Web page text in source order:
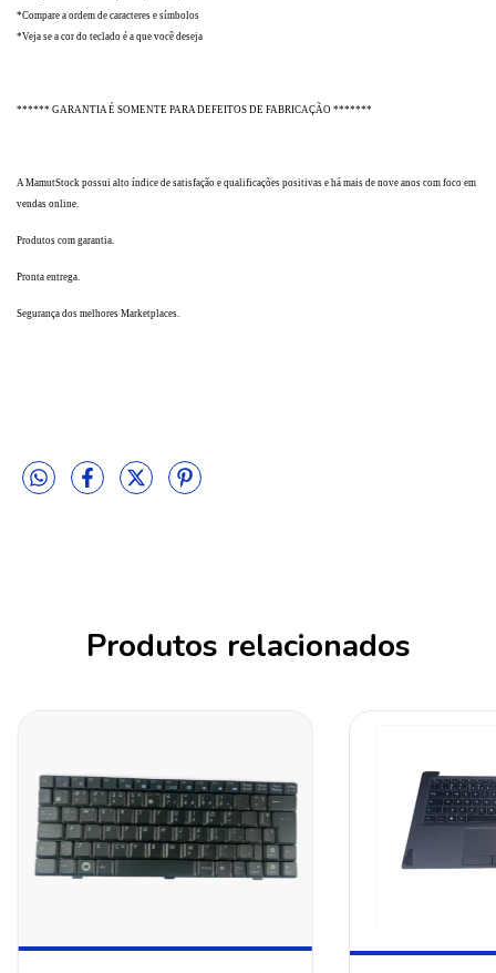
*Compare a ordem de caracteres e símbolos
*Veja se a cor do teclado é a que você deseja
****** GARANTIA É SOMENTE PARA DEFEITOS DE FABRICAÇÃO *******
A MamutStock possui alto índice de satisfação e qualificações positivas e há mais de nove anos com foco em
vendas online.
Produtos com garantia.
Pronta entrega.
Segurança dos melhores Marketplaces.
Produtos relacionados